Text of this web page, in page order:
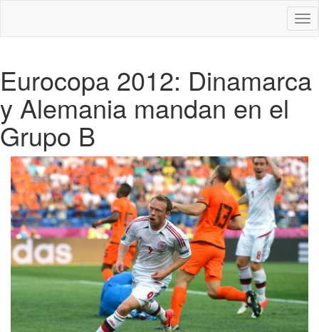
Eurocopa 2012: Dinamarca
y Alemania mandan en el
Grupo B